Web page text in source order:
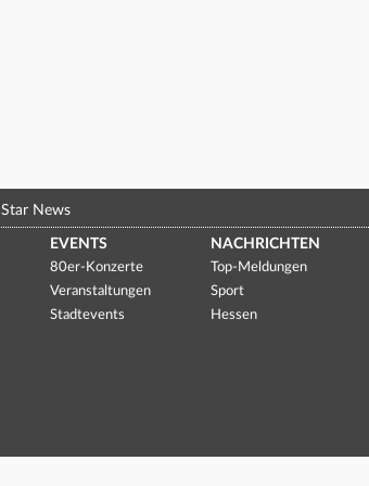
News
EVENTS
80er-Konzerte
Veranstaltungen
Stadtevents
NACHRICHTEN
Top-Meldungen
Sport
Hessen